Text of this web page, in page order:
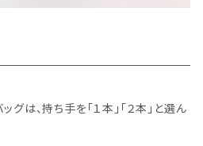
は、持ち手を「１本」「２本」と選ん